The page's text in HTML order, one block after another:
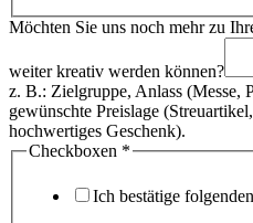
Ihre
mehr
Möchten Sie uns noch mehr zu
weiter kreativ werden können?
z. B.: Zielgruppe, Anlass (Messe,
gewünschte Preislage
hochwertiges Geschenk).
Checkboxen *
Ich bestätige